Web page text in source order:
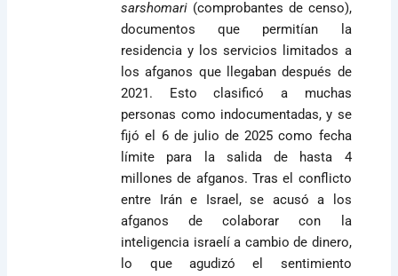
sarshomari (comprobantes de censo),
documentos que permitían la
residencia y los servicios limitados a
los afganos que llegaban después de
2021. Esto clasificó a muchas
personas como indocumentadas, y se
fijó el 6 de julio de 2025 como fecha
límite para la salida de hasta 4
millones de afganos. Tras el conflicto
entre Irán e Israel, se acusó a los
afganos de colaborar con la
inteligencia israelí a cambio de dinero,
lo que agudizó el sentimiento